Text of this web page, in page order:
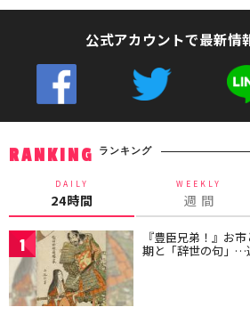
公式アカウントで最新情
RANKING ランキング
DAILY
24時間
WEEKLY
週 間
1 『豊臣兄弟！』お
期と「辞世の句」…